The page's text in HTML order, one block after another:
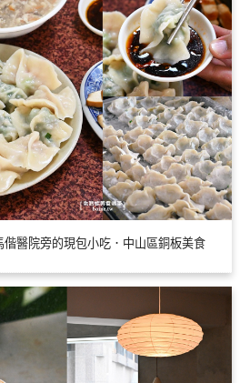
醫院旁的現包小吃．中山區銅板美食